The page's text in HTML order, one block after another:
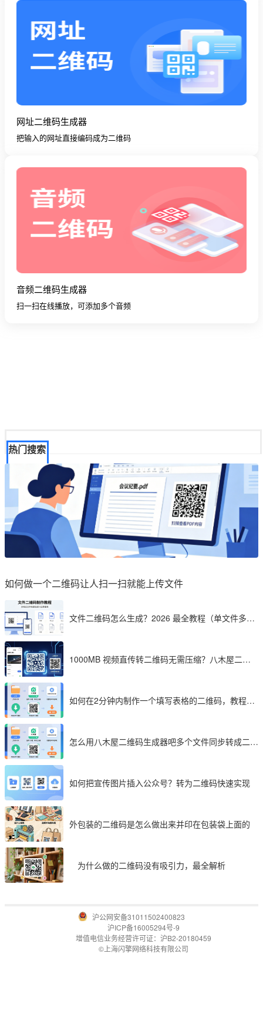
网址二维码生成器
把输入的网址直接编码成为二维码
音频二维码生成器
扫一扫在线播放，可添加多个音频
热门搜索
如何做一个二维码让人扫一扫就能上传文件
文件二维码怎么生成？2026 最全教程（单文件多文
1000MB 视频直传转二维码无需压缩？八木屋二维
如何在2分钟内制作一个填写表格的二维码，教程分
怎么用八木屋二维码生成器吧多个文件同步转成二维
如何把宣传图片插入公众号？转为二维码快速实现
外包装的二维码是怎么做出来并印在包装袋上面的
为什么做的二维码没有吸引力，最全解析
沪公网安备31011502400823
沪ICP备16005294号-9
增值电信业务经营许可证：沪B2-20180459
©上海闪擎网络科技有限公司